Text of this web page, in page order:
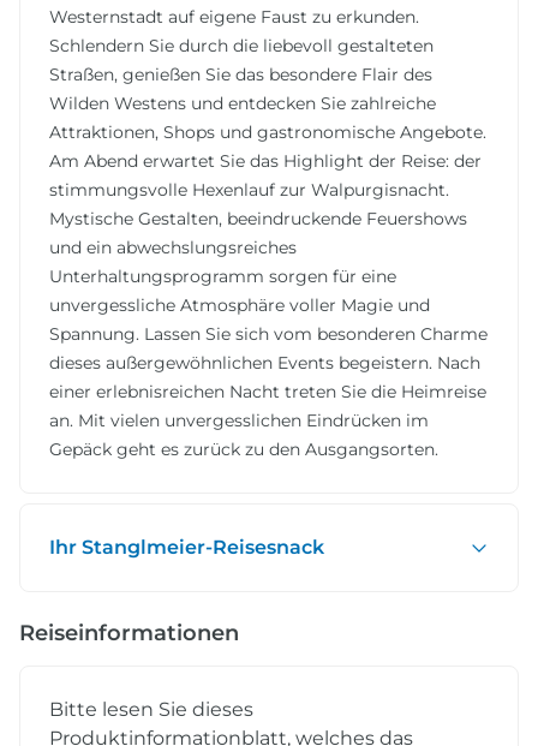
Westernstadt auf eigene Faust zu erkunden.
Schlendern Sie durch die liebevoll gestalteten
Straßen, genießen Sie das besondere Flair des
Wilden Westens und entdecken Sie zahlreiche
Attraktionen, Shops und gastronomische Angebote.
Am Abend erwartet Sie das Highlight der Reise: der
stimmungsvolle Hexenlauf zur Walpurgisnacht.
Mystische Gestalten, beeindruckende Feuershows
und ein abwechslungsreiches
Unterhaltungsprogramm sorgen für eine
unvergessliche Atmosphäre voller Magie und
Spannung. Lassen Sie sich vom besonderen Charme
dieses außergewöhnlichen Events begeistern. Nach
einer erlebnisreichen Nacht treten Sie die Heimreise
an. Mit vielen unvergesslichen Eindrücken im
Gepäck geht es zurück zu den Ausgangsorten.
Ihr Stanglmeier-Reisesnack
Reiseinformationen
Bitte lesen Sie dieses
Produktinformationblatt, welches das